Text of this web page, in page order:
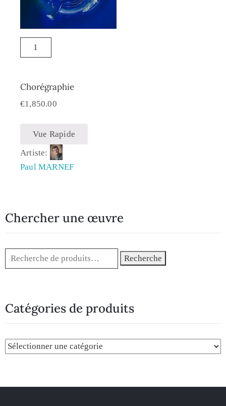
Chorégraphie
€1,850.00
Vue Rapide
Artiste:
Paul MARNEF
Chercher une œuvre
Recherche
Catégories de produits